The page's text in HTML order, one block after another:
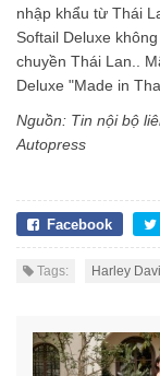
nhập khẩu từ Thái
Softail Deluxe
chuyền Thái Lan..
Deluxe "Made in
Nguồn: Tin nội bộ
Autopress
Facebook
Tags: Harley